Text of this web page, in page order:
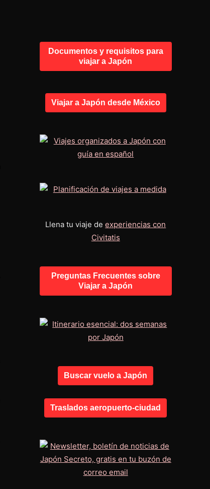
Documentos y requisitos para
viajar a Japón
Viajar a Japón desde México
Llena tu viaje deexperiencias con
Civitatis
Preguntas Frecuentes sobre
Viajar a Japón
Buscar vuelo a Japón
Traslados aeropuerto-ciudad